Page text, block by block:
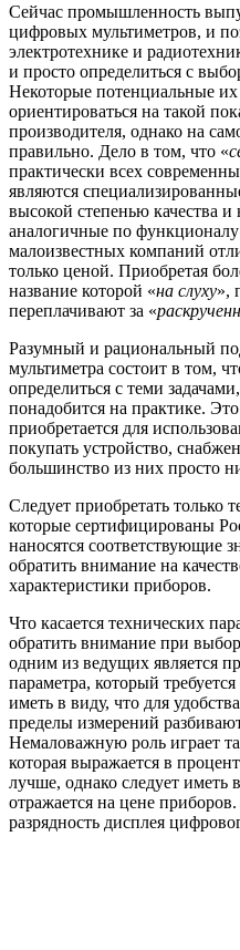
Сейчас промышленность
цифровых мультиметров, и
электротехнике и
и просто определиться с
Некоторые потенциальные их
ориентироваться на такой
производителя, однако на
правильно. Дело в том, что «
практически всех
являются
высокой степенью качества
аналогичные по
малоизвестных компаний
только ценой. Приобретая
название которой «на слуху»,
переплачивают за «
Разумный и рациональный
мультиметра состоит в том,
определиться с теми
понадобится на практике. Это
приобретается для
покупать устройство,
большинство из них просто
Следует приобретать только
которые сертифицированы
наносятся соответствующие
обратить внимание на
характеристики приборов.
Что касается технических
обратить внимание при
одним из ведущих является
параметра, который
иметь в виду, что для
пределы измерений
Немаловажную роль играет
которая выражается в
лучше, однако следует иметь
отражается на цене
разрядность дисплея